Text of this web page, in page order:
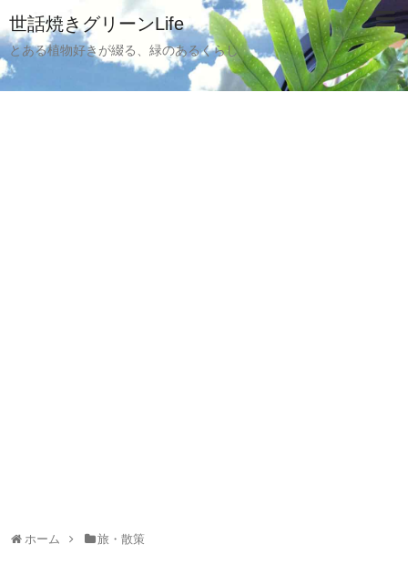
世話焼きグリーンLife
とある植物好きが綴る、緑のあるくらし
ホーム 旅・散策